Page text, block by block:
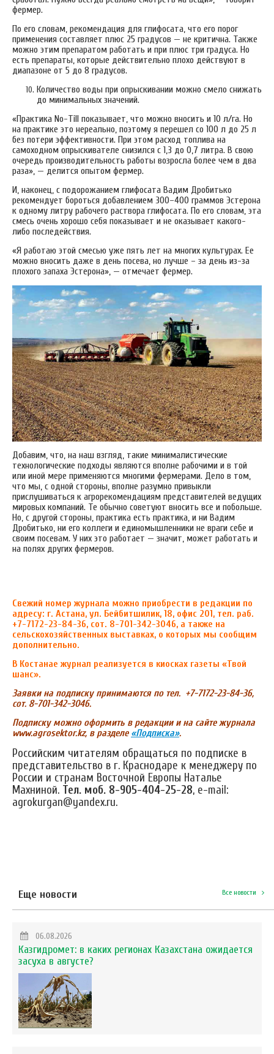
фермер.
По его словам, рекомендация для глифосата, что его порог
применения составляет плюс 25 градусов — не критична. Также
можно этим препаратом работать и при плюс три градуса. Но
есть препараты, которые действительно плохо действуют в
диапазоне от 5 до 8 градусов.
Количество воды при опрыскивании можно смело снижать
до минимальных значений.
«Практика No-Till показывает, что можно вносить и 10 л/га. Но
на практике это нереально, поэтому я перешел со 100 л до 25 л
без потери эффективности. При этом расход топлива на
самоходном опрыскивателе снизился с 1,3 до 0,7 литра. В свою
очередь производительность работы возросла более чем в два
раза», — делится опытом фермер.
И, наконец, с подорожанием глифосата Вадим Дробитько
рекомендует бороться добавлением 300–400 граммов Эстерона
к одному литру рабочего раствора глифосата. По его словам, эта
смесь очень хорошо себя показывает и не оказывает какого-
либо последействия.
«Я работаю этой смесью уже пять лет на многих культурах. Ее
можно вносить даже в день посева, но лучше – за день из-за
плохого запаха Эстерона», — отмечает фермер.
Добавим, что, на наш взгляд, такие минималистические
технологические подходы являются вполне рабочими и в той
или иной мере применяются многими фермерами. Дело в том,
что мы, с одной стороны, вполне разумно привыкли
прислушиваться к агрорекомендациям представителей ведущих
мировых компаний. Те обычно советуют вносить все и побольше.
Но, с другой стороны, практика есть практика, и ни Вадим
Дробитько, ни его коллеги и единомышленники не враги себе и
своим посевам. У них это работает — значит, может работать и
на полях других фермеров.
Свежий номер журнала можно приобрести в редакции по
адресу: г. Астана, ул. Бейбитшилик, 18, офис 201, тел. раб.
+7-7172-23-84-36, сот. 8-701-342-3046, а также на
сельскохозяйственных выставках, о которых мы сообщим
дополнительно.
В Костанае журнал реализуется в киосках газеты «Твой
шанс».
Заявки на подписку принимаются по тел. +7-7172-23-84-36,
сот. 8-701-342-3046.
Подписку можно оформить в редакции и на сайте журнала
www.agrosektor.kz, в разделе «Подписка».
Российским читателям обращаться по подписке в
представительство в г. Краснодаре к менеджеру по
России и странам Восточной Европы Наталье
Махниной. Тел. моб. 8-905-404-25-28, e-mail:
agrokurgan@yandex.ru.
Еще новости Все новости
06.08.2026
Казгидромет: в каких регионах Казахстана ожидается
засуха в августе?